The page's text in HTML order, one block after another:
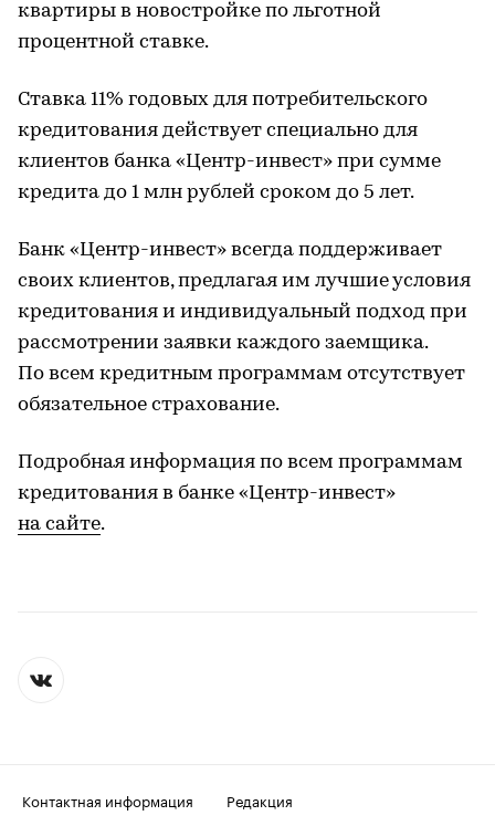
квартиры в новостройке по льготной
процентной ставке.
Ставка 11% годовых для потребительского
кредитования действует специально для
клиентов банка «Центр-инвест» при сумме
кредита до 1 млн рублей сроком до 5 лет.
Банк «Центр-инвест» всегда поддерживает
своих клиентов, предлагая им лучшие условия
кредитования и индивидуальный подход при
рассмотрении заявки каждого заемщика.
По всем кредитным программам отсутствует
обязательное страхование.
Подробная информация по всем программам
кредитования в банке «Центр-инвест»
на сайте.
Контактная информация
Редакция